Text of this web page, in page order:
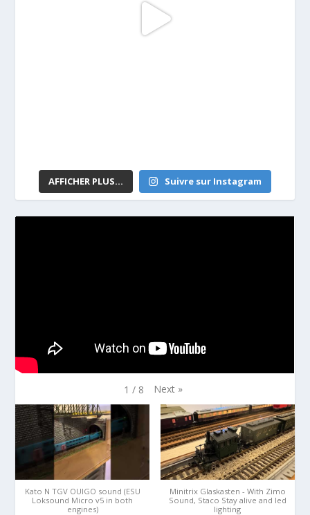
AFFICHER PLUS... Suivre sur Instagram
1 / 8 Next »
Kato N TGV OUIGO sound (ESU
Loksound Micro v5 in both
engines)
Minitrix Glaskasten - With Zimo
Sound, Staco Stay alive and led
lighting